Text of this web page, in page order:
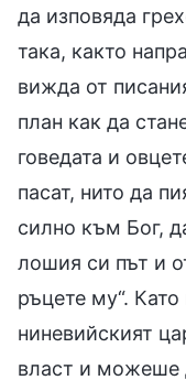
да изповяда
така, както
вижда от
план как да
говедата и
пасат, нито да
силно към Бог,
лошия си път и
ръцете му“.
ниневийският
власт и можеше